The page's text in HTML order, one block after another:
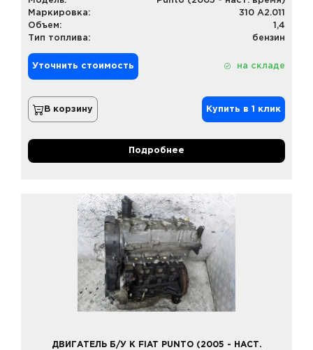
Маркировка:
310 A2.011
Объем:
1,4
Тип топлива:
бензин
Уточнить стоимость на складе
В корзину Купить в 1 клик
Подробнее
ДВИГАТЕЛЬ Б/У К FIAT PUNTO (2005 - НАСТ.